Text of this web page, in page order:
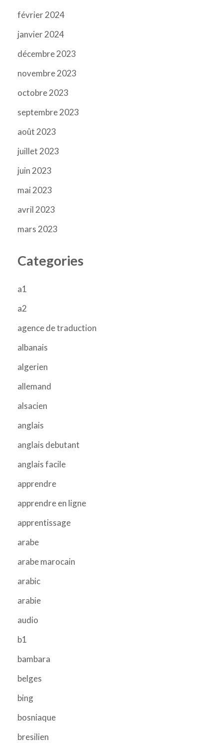
février 2024
janvier 2024
décembre 2023
novembre 2023
octobre 2023
septembre 2023
août 2023
juillet 2023
juin 2023
mai 2023
avril 2023
mars 2023
Categories
a1
a2
agence de traduction
albanais
algerien
allemand
alsacien
anglais
anglais debutant
anglais facile
apprendre
apprendre en ligne
apprentissage
arabe
arabe marocain
arabic
arabie
audio
b1
bambara
belges
bing
bosniaque
bresilien